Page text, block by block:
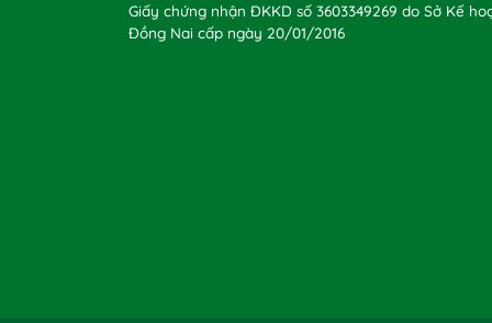
Giấy chứng nhận ĐKKD số 3603349269 do Sở Kế
Đồng Nai cấp ngày 20/01/2016